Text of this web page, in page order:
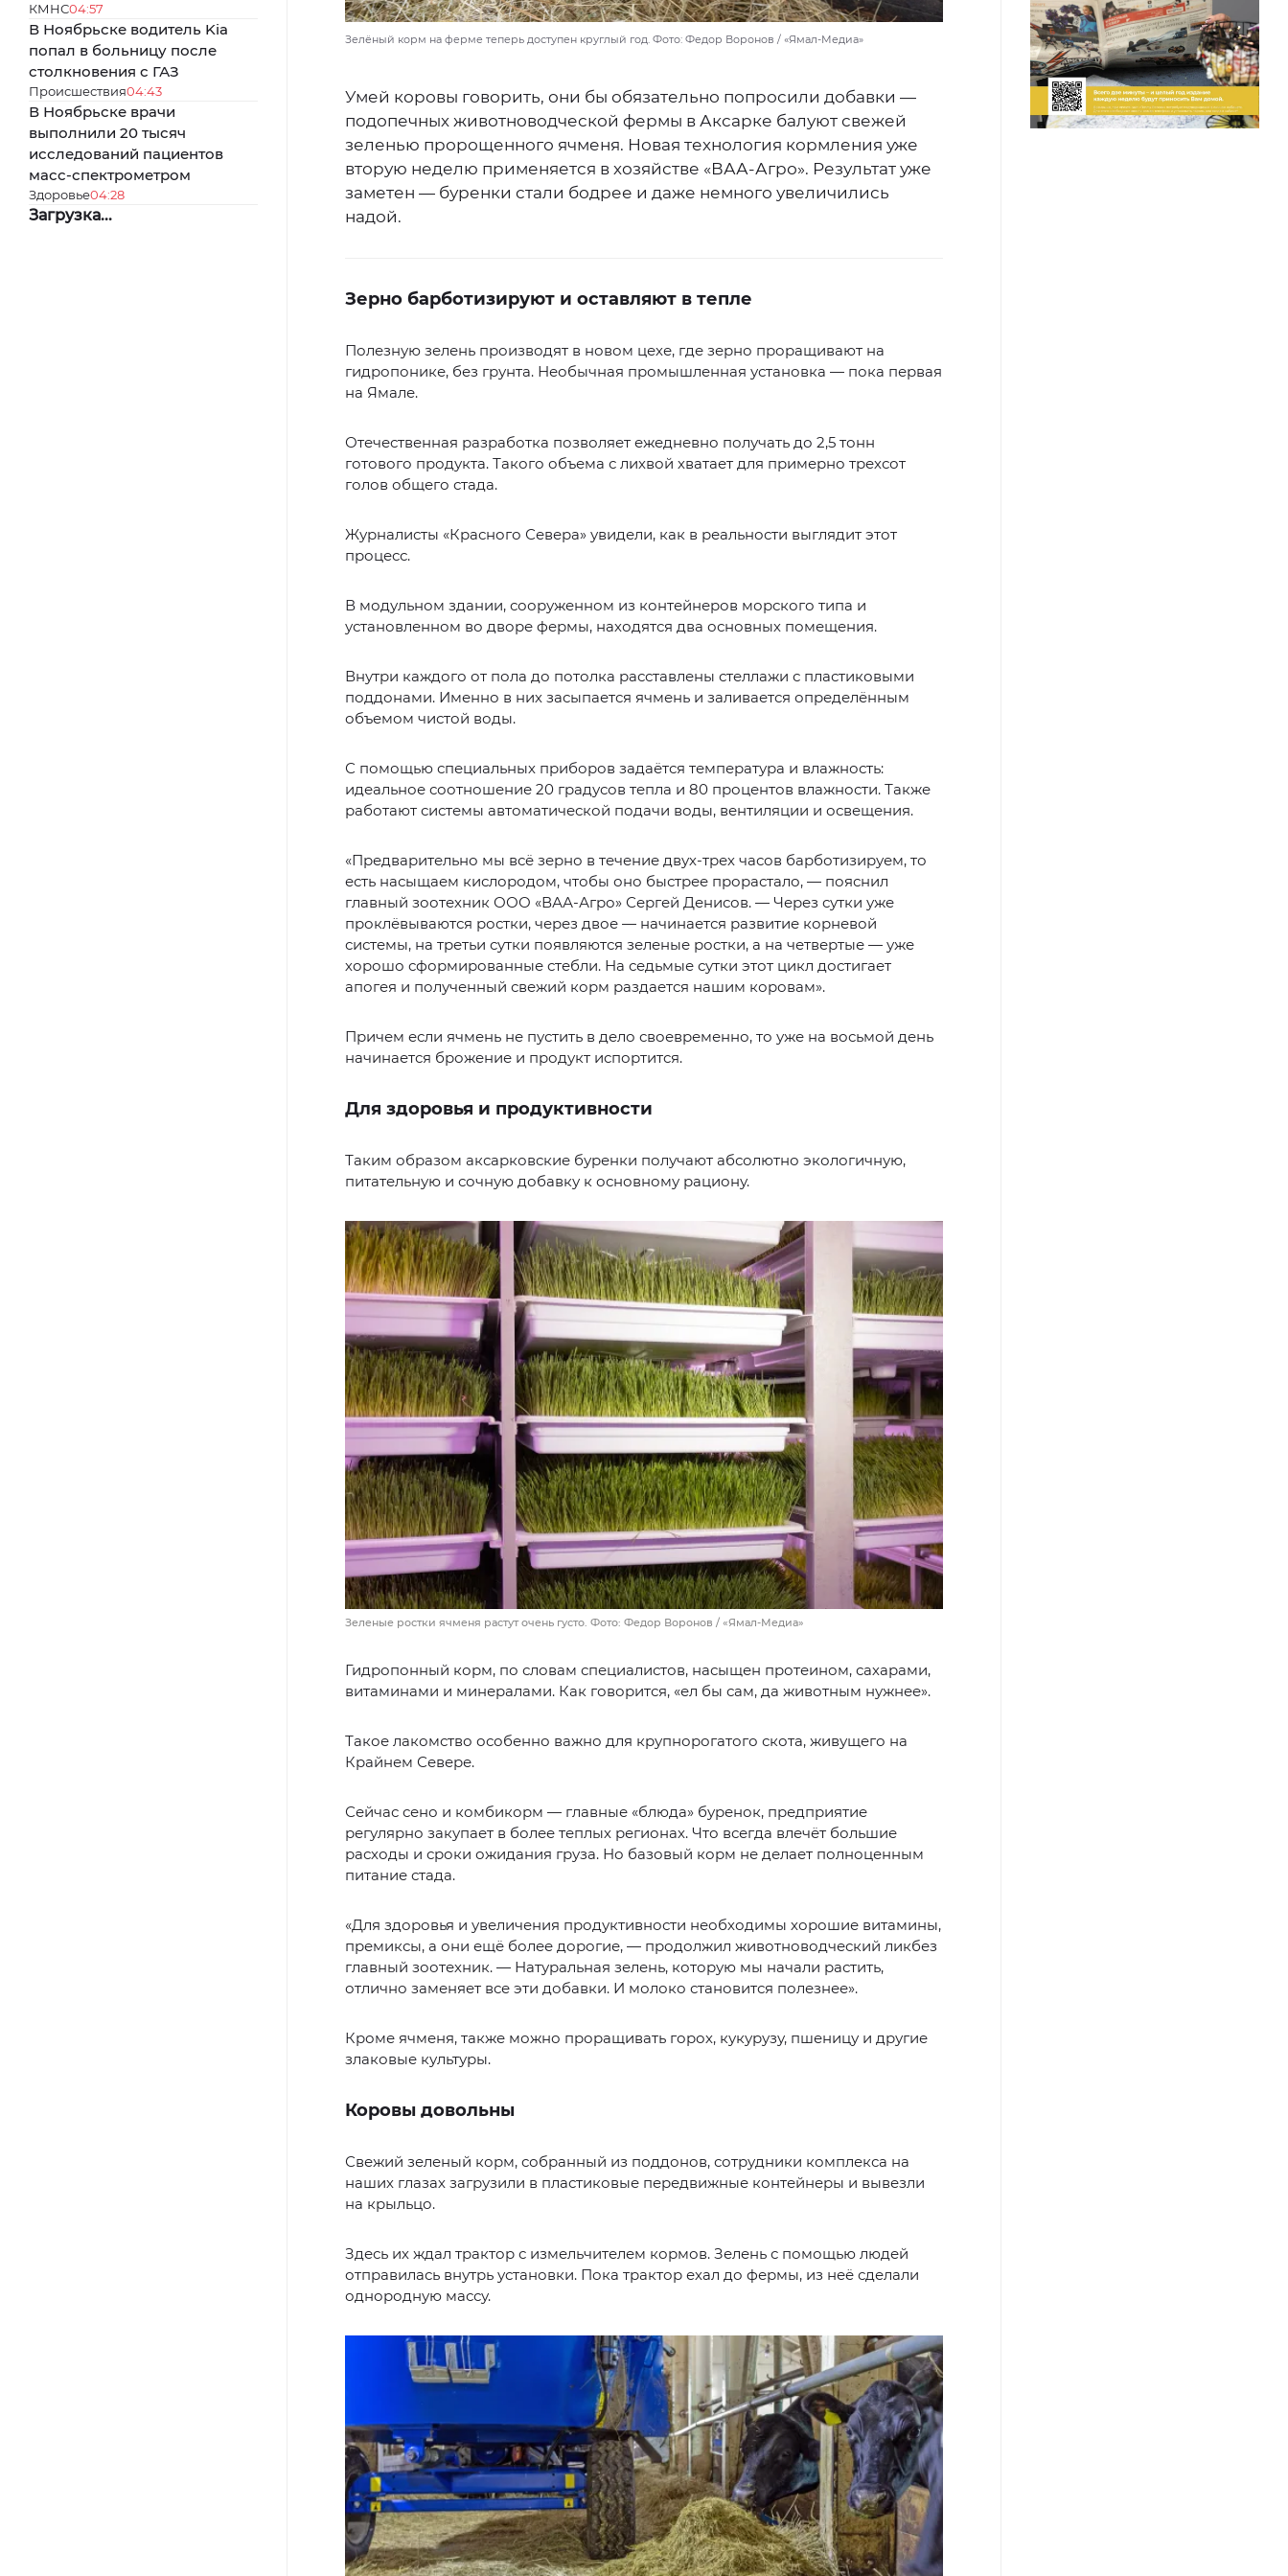
КМНС04:57
В Ноябрьске водитель Kia
попал в больницу после
столкновения с ГАЗ
Происшествия04:43
В Ноябрьске врачи
выполнили 20 тысяч
исследований пациентов
масс-спектрометром
Здоровье04:28
Загрузка...
Зелёный корм на ферме теперь доступен круглый год. Фото: Федор Воронов / «Ямал-Медиа»
Умей коровы говорить, они бы обязательно попросили добавки —
подопечных животноводческой фермы в Аксарке балуют свежей
зеленью пророщенного ячменя. Новая технология кормления уже
вторую неделю применяется в хозяйстве «ВАА-Агро». Результат уже
заметен — буренки стали бодрее и даже немного увеличились
надой.
Зерно барботизируют и оставляют в тепле
Полезную зелень производят в новом цехе, где зерно проращивают на
гидропонике, без грунта. Необычная промышленная установка — пока первая
на Ямале.
Отечественная разработка позволяет ежедневно получать до 2,5 тонн
готового продукта. Такого объема с лихвой хватает для примерно трехсот
голов общего стада.
Журналисты «Красного Севера» увидели, как в реальности выглядит этот
процесс.
В модульном здании, сооруженном из контейнеров морского типа и
установленном во дворе фермы, находятся два основных помещения.
Внутри каждого от пола до потолка расставлены стеллажи с пластиковыми
поддонами. Именно в них засыпается ячмень и заливается определённым
объемом чистой воды.
С помощью специальных приборов задаётся температура и влажность:
идеальное соотношение 20 градусов тепла и 80 процентов влажности. Также
работают системы автоматической подачи воды, вентиляции и освещения.
«Предварительно мы всё зерно в течение двух-трех часов барботизируем, то
есть насыщаем кислородом, чтобы оно быстрее прорастало, — пояснил
главный зоотехник ООО «ВАА-Агро» Сергей Денисов. — Через сутки уже
проклёвываются ростки, через двое — начинается развитие корневой
системы, на третьи сутки появляются зеленые ростки, а на четвертые — уже
хорошо сформированные стебли. На седьмые сутки этот цикл достигает
апогея и полученный свежий корм раздается нашим коровам».
Причем если ячмень не пустить в дело своевременно, то уже на восьмой день
начинается брожение и продукт испортится.
Для здоровья и продуктивности
Таким образом аксарковские буренки получают абсолютно экологичную,
питательную и сочную добавку к основному рациону.
Зеленые ростки ячменя растут очень густо. Фото: Федор Воронов / «Ямал-Медиа»
Гидропонный корм, по словам специалистов, насыщен протеином, сахарами,
витаминами и минералами. Как говорится, «ел бы сам, да животным нужнее».
Такое лакомство особенно важно для крупнорогатого скота, живущего на
Крайнем Севере.
Сейчас сено и комбикорм — главные «блюда» буренок, предприятие
регулярно закупает в более теплых регионах. Что всегда влечёт большие
расходы и сроки ожидания груза. Но базовый корм не делает полноценным
питание стада.
«Для здоровья и увеличения продуктивности необходимы хорошие витамины,
премиксы, а они ещё более дорогие, — продолжил животноводческий ликбез
главный зоотехник. — Натуральная зелень, которую мы начали растить,
отлично заменяет все эти добавки. И молоко становится полезнее».
Кроме ячменя, также можно проращивать горох, кукурузу, пшеницу и другие
злаковые культуры.
Коровы довольны
Свежий зеленый корм, собранный из поддонов, сотрудники комплекса на
наших глазах загрузили в пластиковые передвижные контейнеры и вывезли
на крыльцо.
Здесь их ждал трактор с измельчителем кормов. Зелень с помощью людей
отправилась внутрь установки. Пока трактор ехал до фермы, из неё сделали
однородную массу.